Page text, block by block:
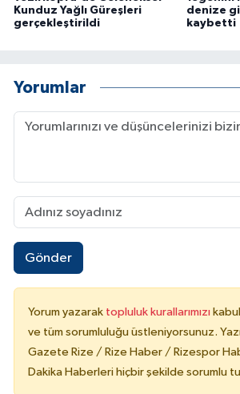
Kunduz Yağlı Güreşleri
gerçekleştirildi
denize
kaybetti
Yorumlar
Gönder
Yorum yazarak topluluk kurallarımızı
ve tüm sorumluluğu üstleniyorsunuz.
Gazete Rize / Rize Haber / Rizespor
Dakika Haberleri hiçbir şekilde sorumlu